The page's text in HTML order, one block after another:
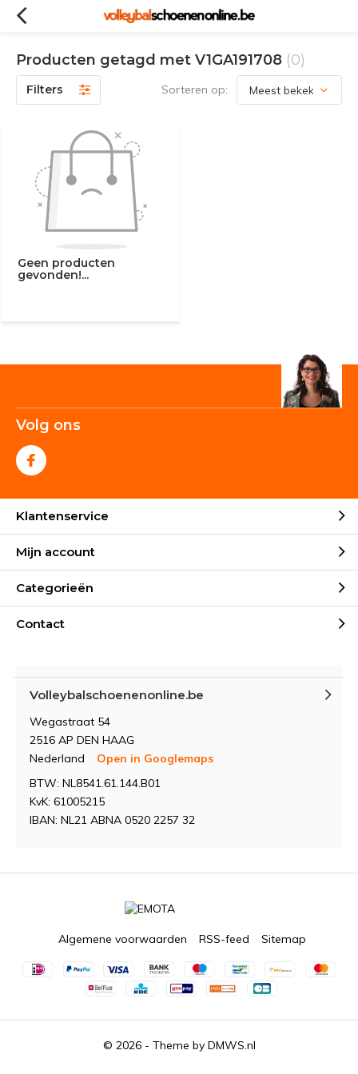
Producten getagd met V1GA191708 (0)
Filters Sorteren op:
Geen producten
gevonden!...
Volg ons
Klantenservice
Mijn account
Categorieën
Contact
Volleybalschoenenonline.be
Wegastraat 54
2516 AP DEN HAAG
Nederland
Open in Googlemaps
BTW: NL8541.61.144.B01
KvK: 61005215
IBAN: NL21 ABNA 0520 2257 32
© 2026 - Theme by DMWS.nl
Algemene voorwaarden RSS-feed Sitemap